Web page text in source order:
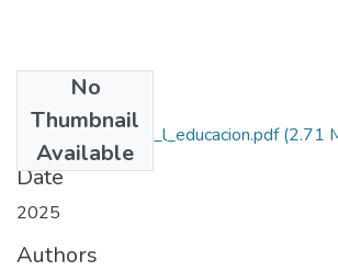
No
Thumbnail
Available
2025_apaza_vilca_l_educacion.pdf(2.71
Date
2025
Authors